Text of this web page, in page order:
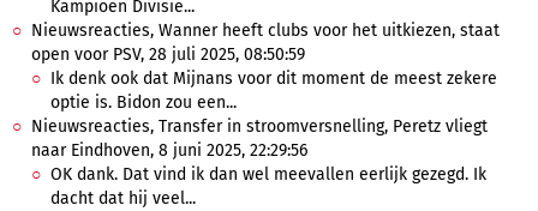
Kampioen Divisie...
Nieuwsreacties, Wanner heeft clubs voor het uitkiezen, staat
open voor PSV, 28 juli 2025, 08:50:59
Ik denk ook dat Mijnans voor dit moment de meest zekere
optie is. Bidon zou een...
Nieuwsreacties, Transfer in stroomversnelling, Peretz vliegt
naar Eindhoven, 8 juni 2025, 22:29:56
OK dank. Dat vind ik dan wel meevallen eerlijk gezegd. Ik
dacht dat hij veel...